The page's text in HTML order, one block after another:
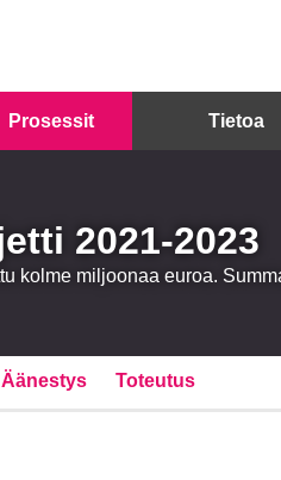
Prosessit Tietoa
2021-2023
kolme miljoonaa euroa.
Äänestys Toteutus